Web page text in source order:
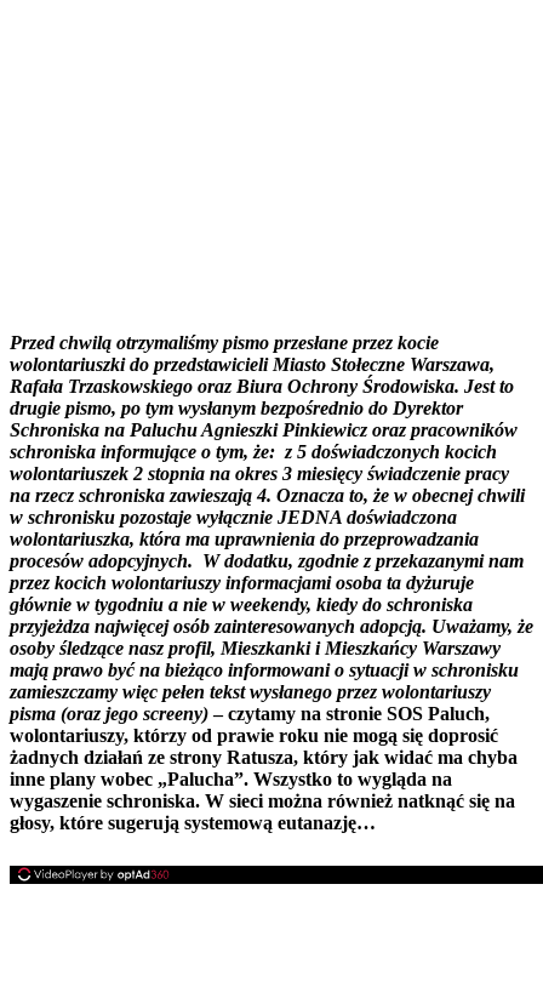
Przed chwilą otrzymaliśmy pismo przesłane przez kocie
wolontariuszki do przedstawicieli Miasto Stołeczne Warszawa,
Rafała Trzaskowskiego oraz Biura Ochrony Środowiska. Jest to
drugie pismo, po tym wysłanym bezpośrednio do Dyrektor
Schroniska na Paluchu Agnieszki Pinkiewicz oraz pracowników
schroniska informujące o tym, że: z 5 doświadczonych kocich
wolontariuszek 2 stopnia na okres 3 miesięcy świadczenie pracy
na rzecz schroniska zawieszają 4. Oznacza to, że w obecnej chwili
w schronisku pozostaje wyłącznie JEDNA doświadczona
wolontariuszka, która ma uprawnienia do przeprowadzania
procesów adopcyjnych. W dodatku, zgodnie z przekazanymi nam
przez kocich wolontariuszy informacjami osoba ta dyżuruje
głównie w tygodniu a nie w weekendy, kiedy do schroniska
przyjeżdza najwięcej osób zainteresowanych adopcją. Uważamy, że
osoby śledzące nasz profil, Mieszkanki i Mieszkańcy Warszawy
mają prawo być na bieżąco informowani o sytuacji w schronisku
zamieszczamy więc pełen tekst wysłanego przez wolontariuszy
pisma (oraz jego screeny)– czytamy na stronie SOS Paluch,
wolontariuszy, którzy od prawie roku nie mogą się doprosić
żadnych działań ze strony Ratusza, który jak widać ma chyba
inne plany wobec „Palucha”. Wszystko to wygląda na
wygaszenie schroniska. W sieci można również natknąć się na
głosy, które sugerują systemową eutanazję…